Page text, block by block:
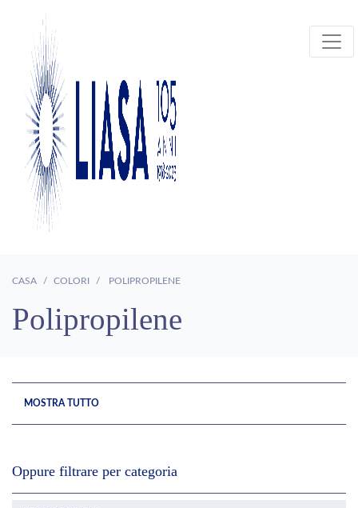
CASA COLORI POLIPROPILENE
Polipropilene
MOSTRA TUTTO
Oppure filtrare per categoria